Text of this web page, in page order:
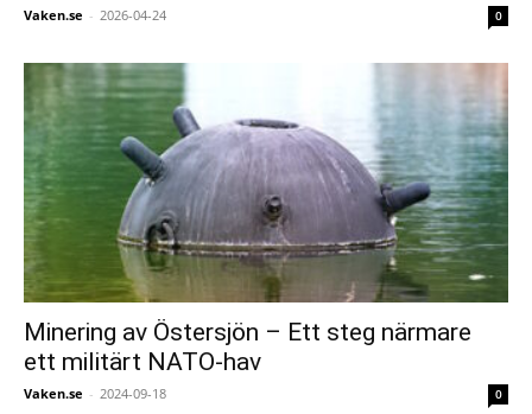
Vaken.se - 2026-04-24 0
Minering av Östersjön – Ett steg närmare
ett militärt NATO-hav
Vaken.se - 2024-09-18 0